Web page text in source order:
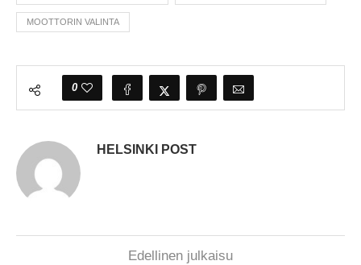
MOOTTORIN VALINTA
0
HELSINKI POST
Edellinen julkaisu